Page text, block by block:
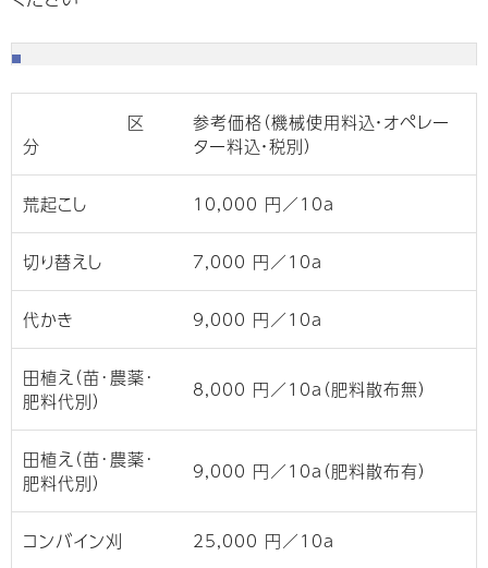
区
分
参考価格（機械使用料込・オペレー
ター料込・税別）
荒起こし 10,000 円／10ａ
切り替えし 7,000 円／10ａ
代かき 9,000 円／10ａ
田植え（苗･農薬･
肥料代別）
8,000 円／10ａ（肥料散布無）
田植え（苗･農薬･
肥料代別）
9,000 円／10ａ（肥料散布有）
コンバイン刈 25,000 円／10ａ